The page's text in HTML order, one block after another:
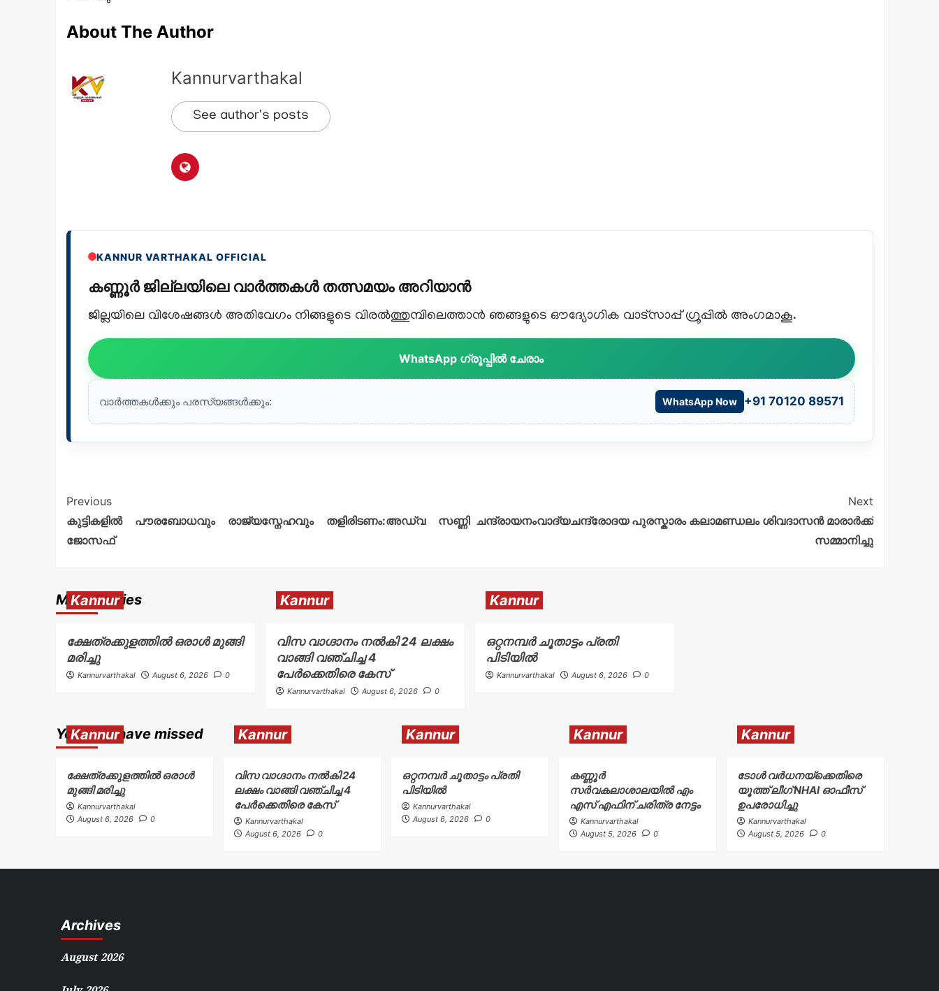
About The Author
Kannurvarthakal
See author's posts
KANNUR VARTHAKAL OFFICIAL
കണ്ണൂർ ജില്ലയിലെ വാർത്തകൾ തത്സമയം അറിയാൻ
ജില്ലയിലെ വിശേഷങ്ങൾ അതിവേഗം നിങ്ങളുടെ വിരൽത്തുമ്പിലെത്താൻ ഞങ്ങളുടെ ഔദ്യോഗിക വാട്സാപ്പ് ഗ്രൂപ്പിൽ അംഗമാകൂ.
WhatsApp ഗ്രൂപ്പിൽ ചേരാം
വാർത്തകൾക്കും പരസ്യങ്ങൾക്കും: WhatsApp Now +91 70120 89571
Previous
കുട്ടികളിൽ പൗരബോധവും രാജ്യസ്നേഹവും തളിരിടണം:അഡ്വ സണ്ണി
ജോസഫ്
Next
ചന്ദ്രായനംവാദ്യചന്ദ്രോദയ പുരസ്കാരം കലാമണ്ഡലം ശിവദാസൻ മാരാർക്ക്
സമ്മാനിച്ചു
More Stories
Kannur
ക്ഷേത്രക്കുളത്തിൽ ഒരാൾ മുങ്ങി
മരിച്ചു
Kannurvarthakal August 6, 2026 0
Kannur
വിസ വാഗ്ദാനം നൽകി 24 ലക്ഷം
വാങ്ങി വഞ്ചിച്ച 4
പേർക്കെതിരെ കേസ്
Kannurvarthakal August 6, 2026 0
Kannur
ഒറ്റനമ്പർ ചൂതാട്ടം പ്രതി
പിടിയിൽ
Kannurvarthakal August 6, 2026 0
You may have missed
Kannur
ക്ഷേത്രക്കുളത്തിൽ ഒരാൾ
മുങ്ങി മരിച്ചു
Kannurvarthakal
August 6, 2026
0
Kannur
വിസ വാഗ്ദാനം നൽകി 24
ലക്ഷം വാങ്ങി വഞ്ചിച്ച 4
പേർക്കെതിരെ കേസ്
Kannurvarthakal
August 6, 2026
0
Kannur
ഒറ്റനമ്പർ ചൂതാട്ടം പ്രതി
പിടിയിൽ
Kannurvarthakal
August 6, 2026
0
Kannur
കണ്ണൂർ
സർവകലാശാലയിൽ എം
എസ് എഫിന് ചരിത്ര നേട്ടം
Kannurvarthakal
August 5, 2026
0
Kannur
ടോള്‍ വര്‍ധനയ്ക്കെതിരെ
യൂത്ത് ലീഗ് NHAI ഓഫീസ്
ഉപരോധിച്ചു
Kannurvarthakal
August 5, 2026
0
Archives
August 2026